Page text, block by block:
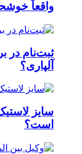
واقعاً
ثبت‌نام در
آلپاری؟
است؟